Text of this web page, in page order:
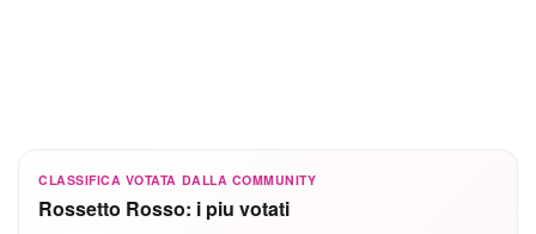
CLASSIFICA VOTATA DALLA COMMUNITY
Rossetto Rosso: i piu votati